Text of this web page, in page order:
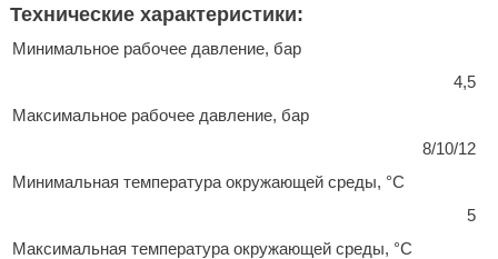
Технические характеристики:
Минимальное рабочее давление, бар
4,5
Максимальное рабочее давление, бар
8/10/12
Минимальная температура окружающей среды, °C
5
Максимальная температура окружающей среды, °C